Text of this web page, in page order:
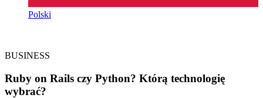
Polski
BUSINESS
Ruby on Rails czy Python? Którą technologię
wybrać?